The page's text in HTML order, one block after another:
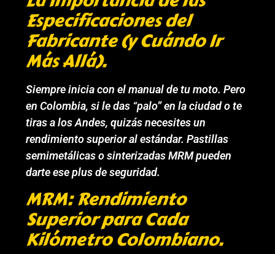
Especificaciones del
Fabricante (y Cuándo Ir
Más Allá).
Siempre inicia con el manual de tu moto. Pero
en Colombia, si le das “palo” en la ciudad o te
tiras a los Andes, quizás necesites un
rendimiento superior al estándar. Pastillas
semimetálicas o sinterizadas MRM pueden
darte ese plus de seguridad.
MRM: Rendimiento
Superior para Cada
Kilómetro Colombiano.